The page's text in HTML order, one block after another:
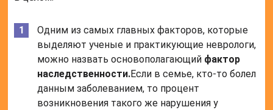
Одним из самых главных факторов, которые
выделяют ученые и практикующие неврологи,
можно назвать основополагающий фактор
наследственности.Если в семье, кто-то болел
данным заболеванием, то процент
возникновения такого же нарушения у